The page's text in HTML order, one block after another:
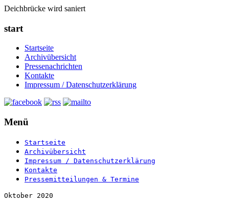
Deichbrücke wird saniert
start
Startseite
Archivübersicht
Pressenachrichten
Kontakte
Impressum / Datenschutzerklärung
Menü
Startseite
Archivübersicht
Impressum / Datenschutzerklärung
Kontakte
Pressemitteilungen & Termine
Oktober 2020